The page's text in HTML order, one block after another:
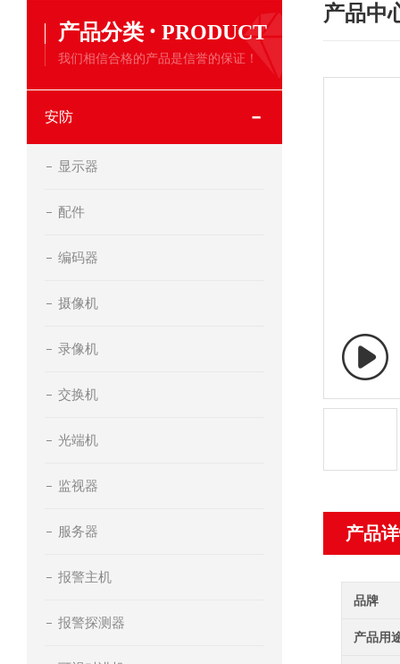
产品分类 · PRODUCT
我们相信合格的产品是信誉的保证！
安防
显示器
配件
编码器
摄像机
录像机
交换机
光端机
监视器
服务器
报警主机
报警探测器
产品中
产品
品牌
产品用